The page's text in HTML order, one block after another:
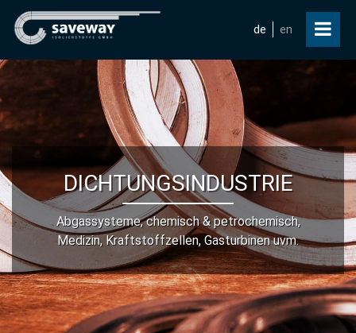
de en
DICHTUNGSINDUSTRIE
Abgassysteme, chemisch & petrochemisch,
Medizin, Kraftstoffzellen, Gasturbinen uvm.